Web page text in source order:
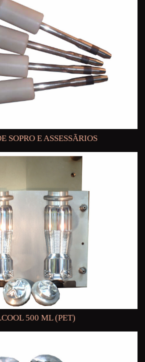
SOPRO E ASSESSÃRIOS
500 ML (PET)